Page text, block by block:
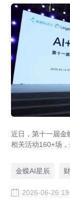
近日，第十一届金
相关活动160+场
官媒、财经科技
金蝶AI星辰
2026-06-26